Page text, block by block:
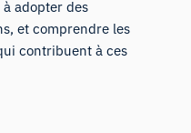
adopter des
et comprendre les
contribuent à ces